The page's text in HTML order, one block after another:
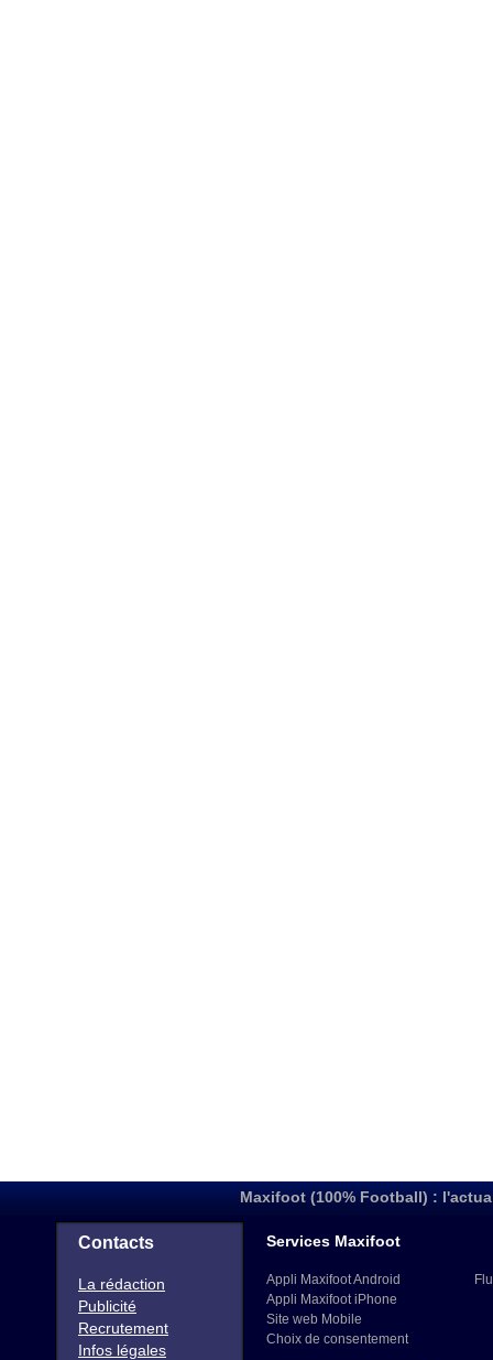
Maxifoot (100% Football) :
Contacts
La rédaction
Publicité
Recrutement
Infos légales
Services Maxifoot
Appli Maxifoot Android
Appli Maxifoot iPhone
Site web Mobile
Choix de consentement